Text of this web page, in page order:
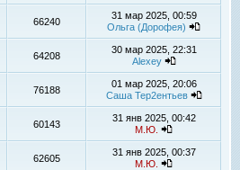
66240
31 мар 2025, 00:59
Ольга (Дорофея)
64208
30 мар 2025, 22:31
Alexey
76188
01 мар 2025, 20:06
Саша Тер2ентьев
60143
31 янв 2025, 00:42
М.Ю.
62605
31 янв 2025, 00:37
М.Ю.